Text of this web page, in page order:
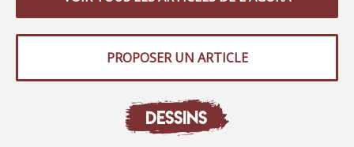
PROPOSER UN ARTICLE
DESSINS